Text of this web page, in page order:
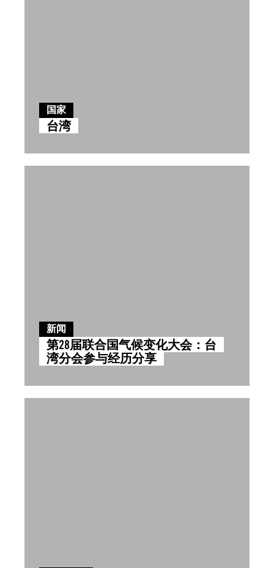
国家
台湾
新闻
第28届联合国气候变化大会：台
湾分会参与经历分享